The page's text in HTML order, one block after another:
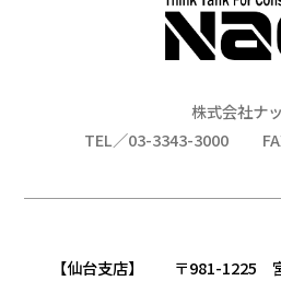
株式会社ナ
TEL／03-3343-3000
【仙台支店】 〒981-1225